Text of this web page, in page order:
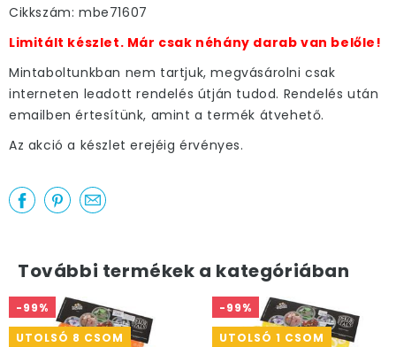
Cikkszám: mbe71607
Limitált készlet. Már csak néhány darab van belőle!
Mintaboltunkban nem tartjuk, megvásárolni csak
interneten leadott rendelés útján tudod. Rendelés után
emailben értesítünk, amint a termék átvehető.
Az akció a készlet erejéig érvényes.
További termékek a kategóriában
-99%
UTOLSÓ 8 CSOM
-99%
UTOLSÓ 1 CSOM